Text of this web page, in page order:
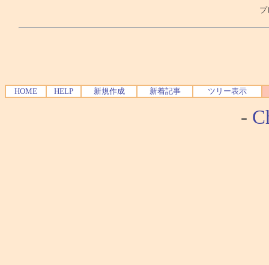
プ
HOME HELP 新規作成 新着記事 ツリー表示
-